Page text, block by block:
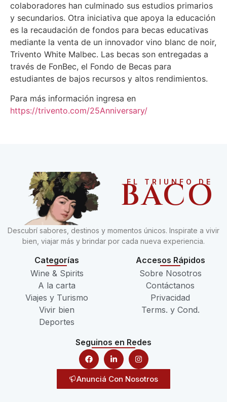
colaboradores han culminado sus estudios primarios
y secundarios. Otra iniciativa que apoya la educación
es la recaudación de fondos para becas educativas
mediante la venta de un innovador vino blanc de noir,
Trivento White Malbec. Las becas son entregadas a
través de FonBec, el Fondo de Becas para
estudiantes de bajos recursos y altos rendimientos.
Para más información ingresa en
https://trivento.com/25Anniversary/
EL TRIUNFO DE
BACO
Descubrí sabores, destinos y momentos únicos. Inspirate a vivir
bien, viajar más y brindar por cada nueva experiencia.
Categorías
Wine & Spirits
A la carta
Viajes y Turismo
Vivir bien
Deportes
Accesos Rápidos
Sobre Nosotros
Contáctanos
Privacidad
Terms. y Cond.
Seguinos en Redes
Anunciá Con Nosotros